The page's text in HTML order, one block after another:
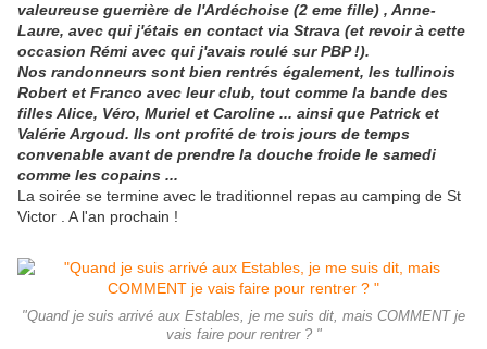
valeureuse guerrière de l'Ardéchoise (2 eme fille) , Anne-
Laure, avec qui j'étais en contact via Strava (et revoir à cette
occasion Rémi avec qui j'avais roulé sur PBP !).
Nos randonneurs sont bien rentrés également, les tullinois
Robert et Franco avec leur club, tout comme la bande des
filles Alice, Véro, Muriel et Caroline ... ainsi que Patrick et
Valérie Argoud. Ils ont profité de trois jours de temps
convenable avant de prendre la douche froide le samedi
comme les copains ...
La soirée se termine avec le traditionnel repas au camping de St
Victor . A l'an prochain !
"Quand je suis arrivé aux Estables, je me suis dit, mais COMMENT je
vais faire pour rentrer ? "